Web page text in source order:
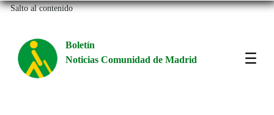
Salto al contenido
Boletín
Noticias Comunidad de Madrid